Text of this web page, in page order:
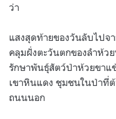
ว่า
แสงสุดท้ายของวันลับไปจ
คลุมฝั่งตะวันตกของลำห้ว
รักษาพันธุ์สัตว์ป่าห้วยขาแ
เขาหินแดง ชุมชนในป่าที่
ถนนนอก